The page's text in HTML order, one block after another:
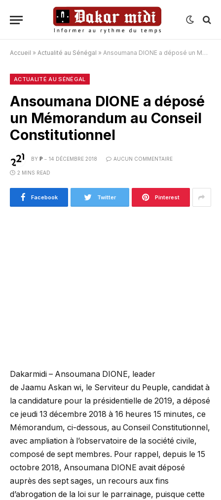
Accueil » Actualité au Sénégal » Ansoumana DIONE a déposé un Mémorandum au Conseil Constitutionnel
ACTUALITÉ AU SÉNÉGAL
Ansoumana DIONE a déposé
un Mémorandum au Conseil
Constitutionnel
BY P 14 DÉCEMBRE 2018 AUCUN COMMENTAIRE
2 MINS READ
Facebook Twitter Pinterest
Dakarmidi – Ansoumana DIONE, leader
de Jaamu Askan wi, le Serviteur du Peuple, candidat à
la candidature pour la présidentielle de 2019, a déposé
ce jeudi 13 décembre 2018 à 16 heures 15 minutes, ce
Mémorandum, ci-dessous, au Conseil Constitutionnel,
avec ampliation à l’observatoire de la société civile,
composé de sept membres. Pour rappel, depuis le 15
octobre 2018, Ansoumana DIONE avait déposé
auprès des sept sages, un recours aux fins
d’abrogation de la loi sur le parrainage, puisque cette